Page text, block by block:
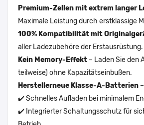
Premium-Zellen mit extrem langer
Maximale Leistung durch erstklassige
100% Kompatibilität mit
aller Ladezubehöre der Erstausrüstung.
Kein Memory-Effekt – Laden Sie den
teilweise) ohne Kapazitätseinbußen.
Herstellerneue Klasse-A-Batterien –
✔️ Schnelles Aufladen bei minimalem
✔️ Integrierter Schaltungsschutz für